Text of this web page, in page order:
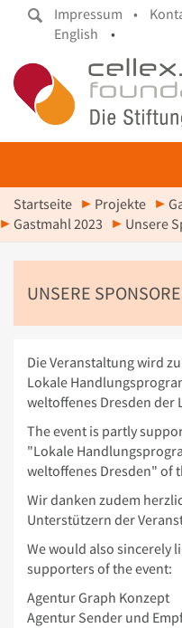
Impressum •
English
•
Startseite Projekte
Gastmahl 2023
Unsere
UNSERE
Die Veranstaltung wird
Lokale
weltoffenes Dresden der
The event is partly
"Lokale
weltoffenes Dresden" of
Wir danken zudem
Unterstützern der
We would also sincerely
supporters of the event:
Agentur Graph Konzept
Agentur Sender und